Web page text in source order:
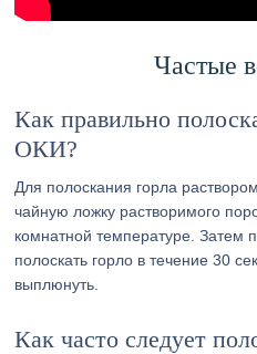
Частые
Как правильно
ОКИ?
Для полоскания горла
чайную ложку растворимого
комнатной температуре. Затем
полоскать горло в течение 30
выплюнуть.
Как часто следует